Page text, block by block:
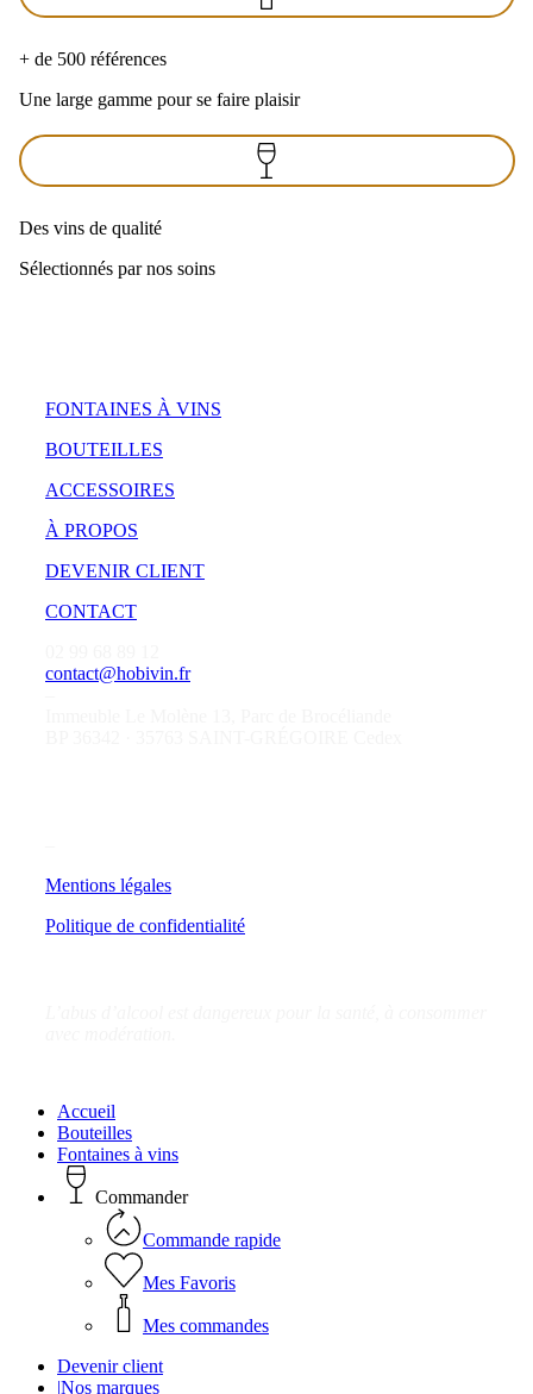
+ de 500 références
Une large gamme pour se faire plaisir
Des vins de qualité
Sélectionnés par nos soins
FONTAINES À VINS
BOUTEILLES
ACCESSOIRES
À PROPOS
DEVENIR CLIENT
CONTACT
contact@hobivin.fr
Mentions légales
Politique de confidentialité
Close
Menu
Accueil
Bouteilles
Fontaines à vins
Commander
Commande rapide
Mes Favoris
Mes commandes
Devenir client
|Nos marques